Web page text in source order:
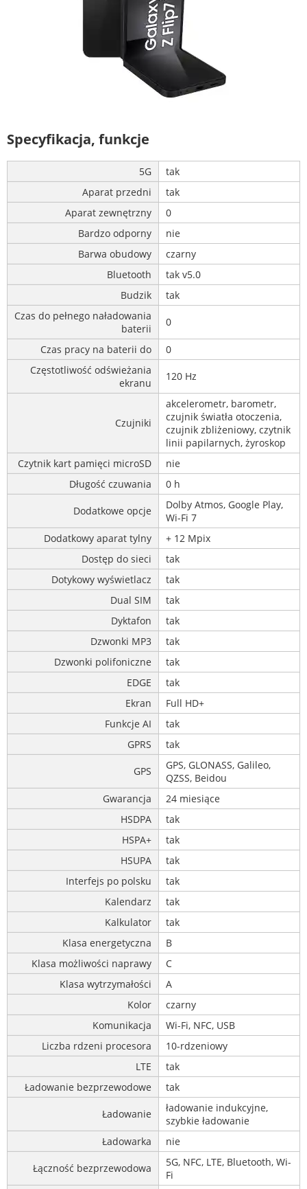
Specyfikacja, funkcje
5G
tak
Aparat przedni
tak
Aparat zewnętrzny
0
Bardzo odporny
nie
Barwa obudowy
czarny
Bluetooth
tak v5.0
Budzik
tak
Czas do pełnego naładowania
baterii
0
Czas pracy na baterii do
0
Częstotliwość odświeżania
ekranu
120 Hz
Czujniki
akcelerometr, barometr,
czujnik światła otoczenia,
czujnik zbliżeniowy, czytnik
linii papilarnych, żyroskop
Czytnik kart pamięci microSD
nie
Długość czuwania
0 h
Dodatkowe opcje
Dolby Atmos, Google Play,
Wi-Fi 7
Dodatkowy aparat tylny
+ 12 Mpix
Dostęp do sieci
tak
Dotykowy wyświetlacz
tak
Dual SIM
tak
Dyktafon
tak
Dzwonki MP3
tak
Dzwonki polifoniczne
tak
EDGE
tak
Ekran
Full HD+
Funkcje AI
tak
GPRS
tak
GPS
GPS, GLONASS, Galileo,
QZSS, Beidou
Gwarancja
24 miesiące
HSDPA
tak
HSPA+
tak
HSUPA
tak
Interfejs po polsku
tak
Kalendarz
tak
Kalkulator
tak
Klasa energetyczna
B
Klasa możliwości naprawy
C
Klasa wytrzymałości
A
Kolor
czarny
Komunikacja
Wi-Fi, NFC, USB
Liczba rdzeni procesora
10-rdzeniowy
LTE
tak
Ładowanie bezprzewodowe
tak
Ładowanie
ładowanie indukcyjne,
szybkie ładowanie
Ładowarka
nie
Łączność bezprzewodowa
5G, NFC, LTE, Bluetooth, Wi-
Fi